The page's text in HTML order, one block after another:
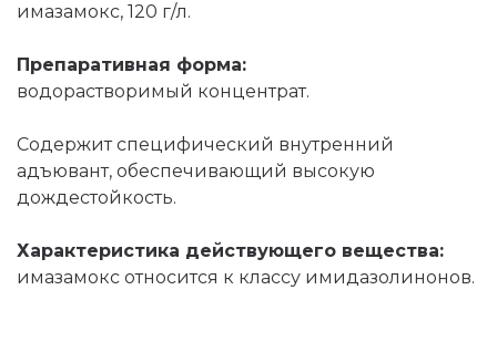
имазамокс, 120 г/л.
Препаративная форма:
водорастворимый концентрат.
Содержит специфический внутренний
адъювант, обеспечивающий высокую
дождестойкость.
Характеристика действующего вещества:
имазамокс относится к классу имидазолинонов.